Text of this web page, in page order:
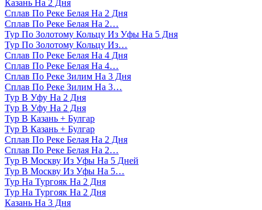
Казань На 2 Дня
Сплав По Реке Белая На 2 Дня
Сплав По Реке Белая На 2…
Тур По Золотому Кольцу Из Уфы На 5 Дня
Тур По Золотому Кольцу Из…
Сплав По Реке Белая На 4 Дня
Сплав По Реке Белая На 4…
Сплав По Реке Зилим На 3 Дня
Сплав По Реке Зилим На 3…
Тур В Уфу На 2 Дня
Тур В Уфу На 2 Дня
Тур В Казань + Булгар
Тур В Казань + Булгар
Сплав По Реке Белая На 2 Дня
Сплав По Реке Белая На 2…
Тур В Москву Из Уфы На 5 Дней
Тур В Москву Из Уфы На 5…
Тур На Тургояк На 2 Дня
Тур На Тургояк На 2 Дня
Казань На 3 Дня